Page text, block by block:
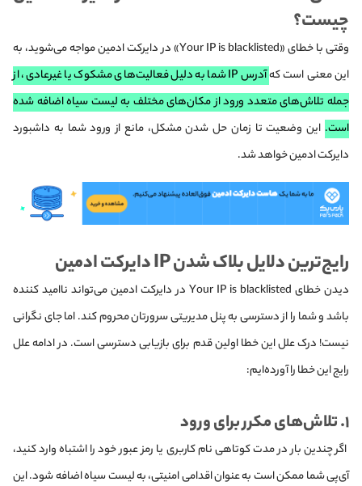
چیست؟
وقتی با خطای «Your IP is blacklisted» در دایرکت ادمین مواجه می‌شوید، به
این معنی است که
آدرس IP شما به دلیل فعالیت‌های مشکوک یا غیرعادی، از
جمله تلاش‌های متعدد ورود از مکان‌های مختلف به لیست سیاه اضافه شده
است. این وضعیت تا زمان حل شدن مشکل، مانع از ورود شما به داشبورد
دایرکت ادمین خواهد شد.
رایج‌ترین دلایل بلاک شدن IP دایرکت ادمین
دیدن خطای Your IP is blacklisted در دایرکت ادمین می‌تواند ناامید کننده
باشد و شما را از دسترسی به پنل مدیریتی سرورتان محروم کند. اما جای نگرانی
نیست! درک علل این خطا اولین قدم برای بازیابی دسترسی است. در ادامه علل
رایج این خطا را آورده‌ایم:
۱. تلاش‌های مکرر برای ورود
اگر چندین بار در مدت کوتاهی نام کاربری یا رمز عبور خود را اشتباه وارد کنید،
آی‌پی شما ممکن است به عنوان اقدامی امنیتی، به لیست سیاه اضافه شود. این